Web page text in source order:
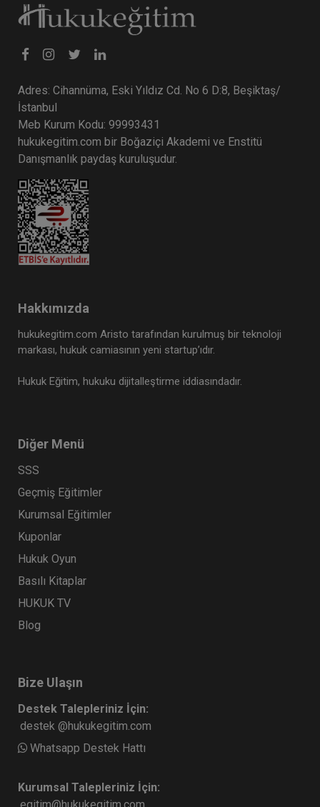
Adres: Cihannüma, Eski Yıldız Cd. No 6 D:8, Beşiktaş/
İstanbul
Meb Kurum Kodu: 99993431
hukukegitim.com bir Boğaziçi Akademi ve Enstitü
Danışmanlık paydaş kuruluşudur.
Hakkımızda
hukukegitim.com Aristo tarafından kurulmuş bir teknoloji
markası, hukuk camiasının yeni startup’ıdır.
Hukuk Eğitim, hukuku dijitalleştirme iddiasındadır.
Diğer Menü
SSS
Geçmiş Eğitimler
Kurumsal Eğitimler
Kuponlar
Hukuk Oyun
Basılı Kitaplar
HUKUK TV
Blog
Bize Ulaşın
Destek Talepleriniz İçin:
destek @hukukegitim.com
Whatsapp Destek Hattı
Kurumsal Talepleriniz İçin: